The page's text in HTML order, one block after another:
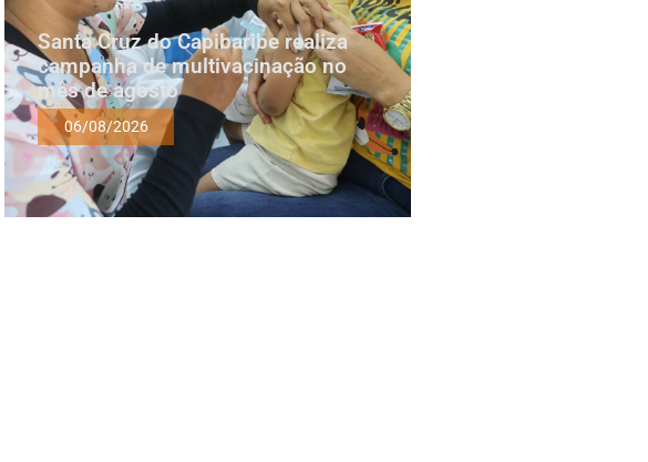
Santa Cruz do Capibaribe realiza
campanha de multivacinação no
mês de agosto
06/08/2026